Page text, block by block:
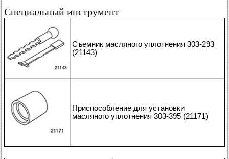
Специальный инструмент
Съемник масляного уплотнения 303-293
(21143)
Приспособление для установки
масляного уплотнения 303-395 (21171)